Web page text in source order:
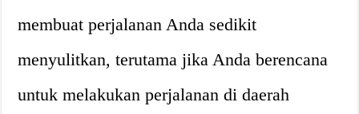
membuat perjalanan Anda sedikit
menyulitkan, terutama jika Anda berencana
untuk melakukan perjalanan di daerah